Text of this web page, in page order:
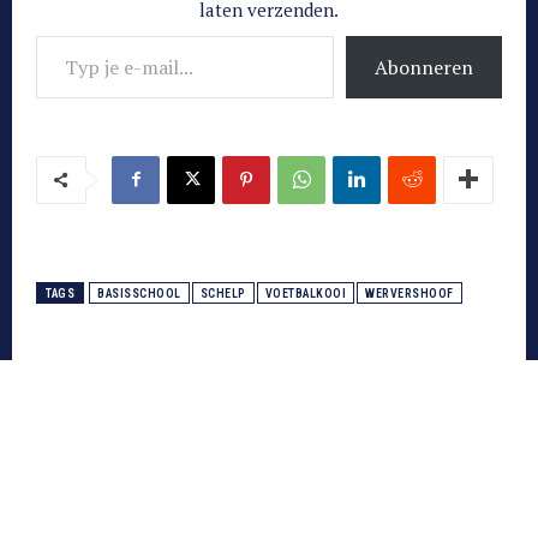
laten verzenden.
Typ je e-mail...
Abonneren
TAGS BASISSCHOOL SCHELP VOETBALKOOI WERVERSHOOF